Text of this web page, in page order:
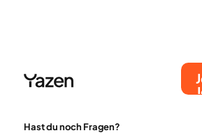
Hast du noch Fragen?